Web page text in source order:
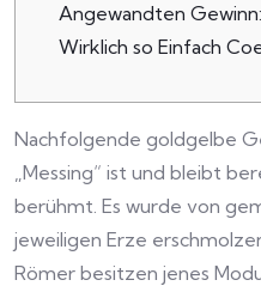
Angewandten
Wirklich so Einfach
Nachfolgende goldgelbe
„Messing“ ist und bleibt
berühmt. Es wurde von
jeweiligen Erze
Römer besitzen jenes